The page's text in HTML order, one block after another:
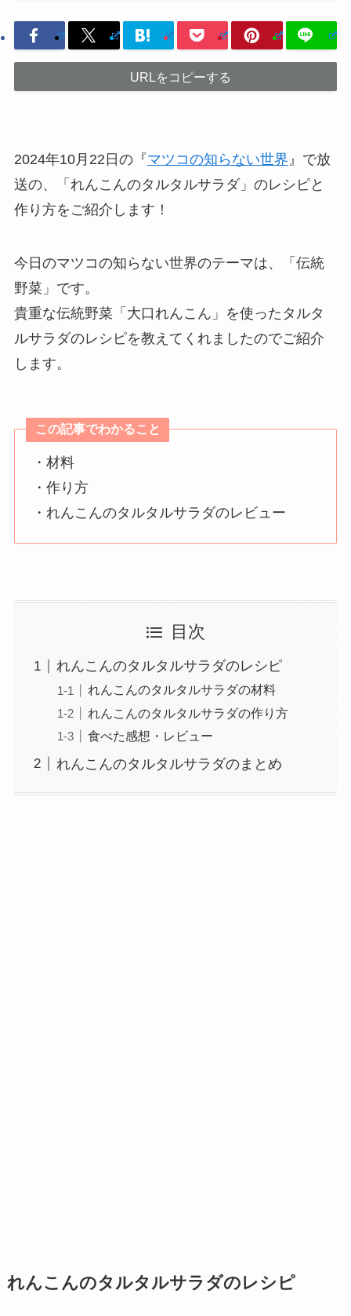
URLをコピーする
2024年10月22日の『マツコの知らない世界』で放
送の、「れんこんのタルタルサラダ」のレシピと
作り方をご紹介します！
今日のマツコの知らない世界のテーマは、「伝統
野菜」です。
貴重な伝統野菜「大口れんこん」を使ったタルタ
ルサラダのレシピを教えてくれましたのでご紹介
します。
この記事でわかること
・材料
・作り方
・れんこんのタルタルサラダのレビュー
目次
れんこんのタルタルサラダのレシピ
れんこんのタルタルサラダの材料
れんこんのタルタルサラダの作り方
食べた感想・レビュー
れんこんのタルタルサラダのまとめ
れんこんのタルタルサラダのレシピ